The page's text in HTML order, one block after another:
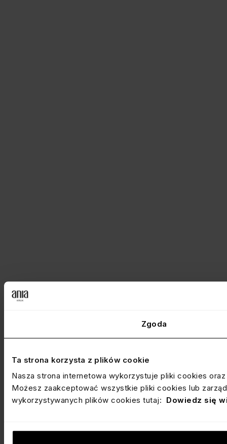
Zgoda
Ta strona korzysta z plików cookie
Nasza strona internetowa wykorzystuje pliki cookies
Możesz zaakceptować wszystkie pliki cookies lub
wykorzystywanych plików cookies tutaj: Dowiedz się